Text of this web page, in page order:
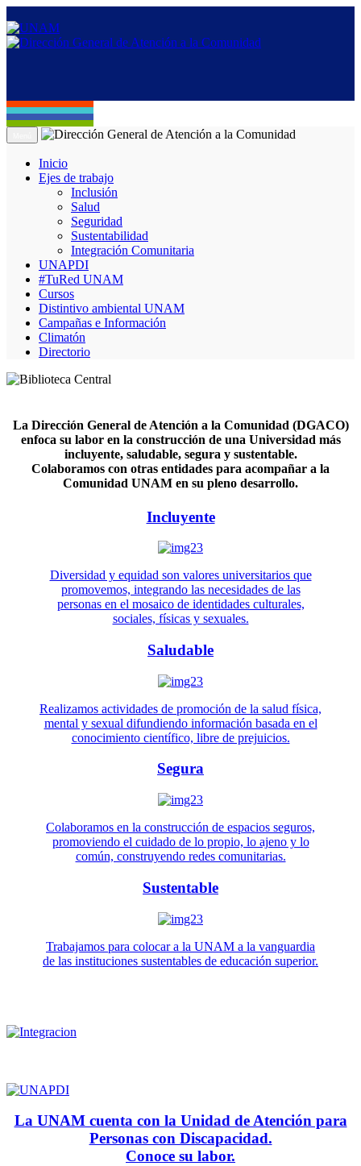
Inicio
Ejes de trabajo
Inclusión
Salud
Seguridad
Sustentabilidad
Integración Comunitaria
UNAPDI
#TuRed UNAM
Cursos
Distintivo ambiental UNAM
Campañas e Información
Climatón
Directorio
La Dirección General de Atención a la Comunidad (DGACO)
enfoca su labor en la construcción de una Universidad más
incluyente, saludable, segura y sustentable.
Colaboramos con otras entidades para acompañar a la
Comunidad UNAM en su pleno desarrollo.
Incluyente
Diversidad y equidad son valores universitarios que
promovemos, integrando las necesidades de las
personas en el mosaico de identidades culturales,
sociales, físicas y sexuales.
Saludable
Realizamos actividades de promoción de la salud física,
mental y sexual difundiendo información basada en el
conocimiento científico, libre de prejuicios.
Segura
Colaboramos en la construcción de espacios seguros,
promoviendo el cuidado de lo propio, lo ajeno y lo
común, construyendo redes comunitarias.
Sustentable
Trabajamos para colocar a la UNAM a la vanguardia
de las instituciones sustentables de educación superior.
La UNAM cuenta con la Unidad de Atención para
Personas con Discapacidad.
Conoce su labor.